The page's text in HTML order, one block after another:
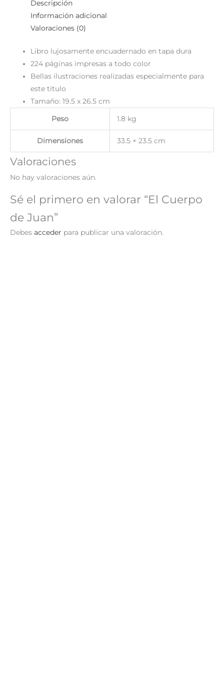
Descripción
Información adicional
Valoraciones (0)
Libro lujosamente encuadernado en tapa dura
224 páginas impresas a todo color
Bellas ilustraciones realizadas especialmente para
este título
Tamaño: 19.5 x 26.5 cm
Peso 1.8 kg
Dimensiones 33.5 × 23.5 cm
Valoraciones
No hay valoraciones aún.
Sé el primero en valorar “El Cuerpo
de Juan”
Debes acceder para publicar una valoración.